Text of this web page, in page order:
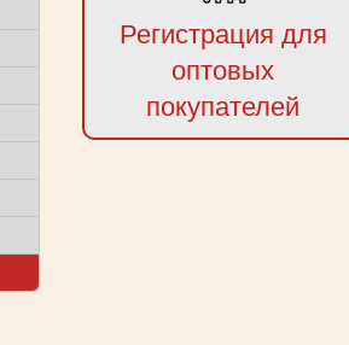
Регистрация для
оптовых
покупателей